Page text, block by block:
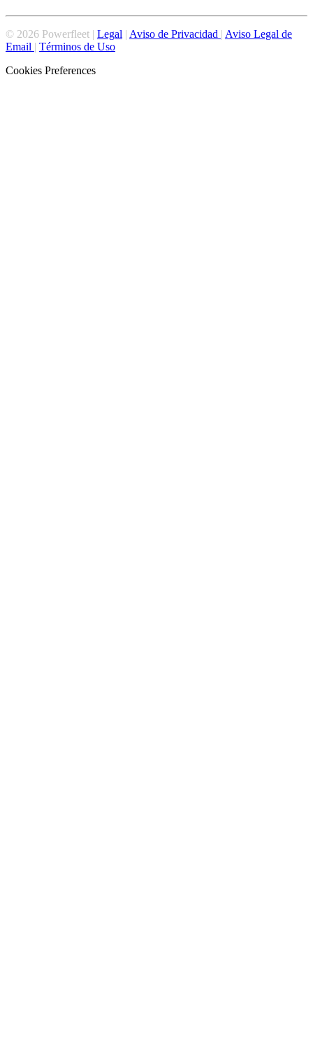
© 2026 Powerfleet | Legal | Aviso de Privacidad | Aviso Legal de
Email | Términos de Uso
Cookies Preferences